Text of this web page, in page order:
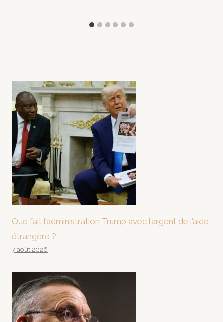
Que fait l’administration Trump avec l’argent de l’aide
étrangère ?
7 août 2026